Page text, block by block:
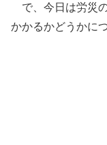
で、今日は労災
かかるかどうかに